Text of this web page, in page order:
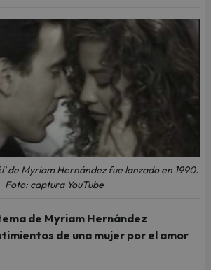
de Myriam Hernández fue lanzado en 1990.
Foto: captura YouTube
de Myriam Hernández
de una mujer por el amor